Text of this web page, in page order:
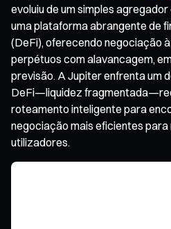
evoluiu de um simples
uma plataforma abrangente de
(DeFi), oferecendo negociação
perpétuos com alavancagem,
previsão. A Jupiter enfrenta um
DeFi—liquidez
roteamento inteligente para
negociação mais eficientes para
utilizadores.